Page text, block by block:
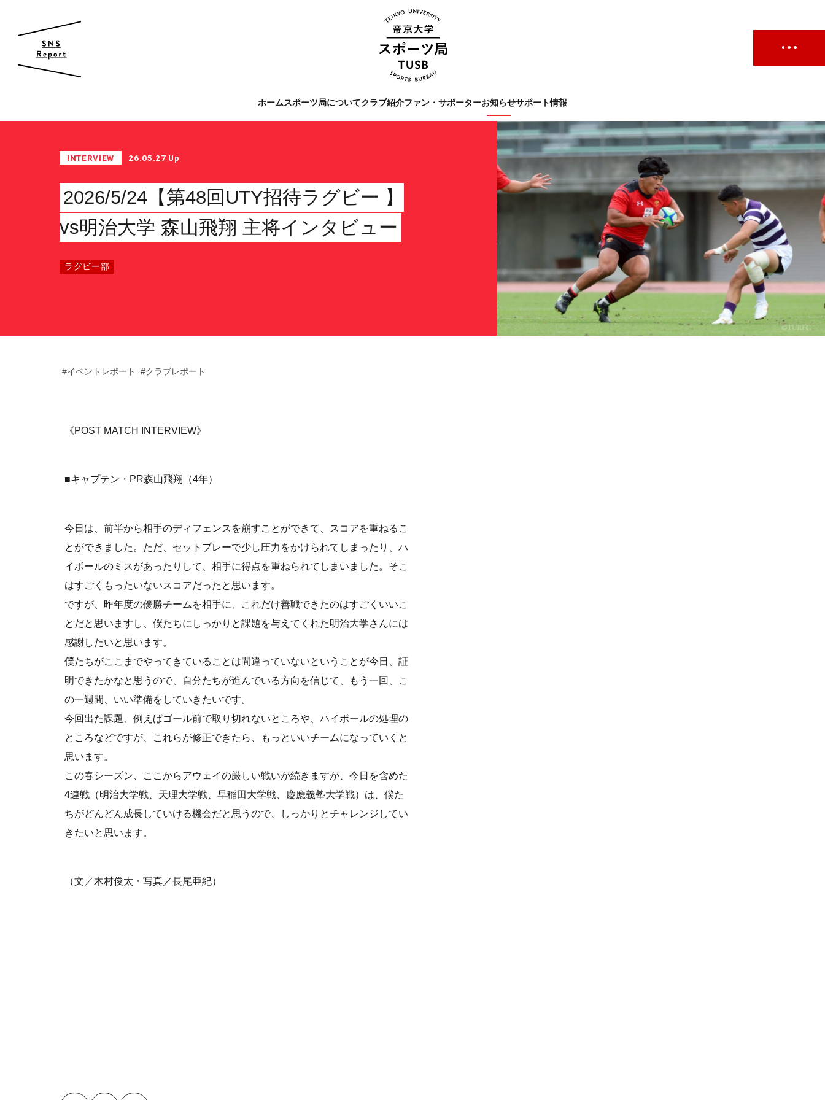
ホームスポーツ局についてクラブ紹介ファン・サポーターお知らせサポート情報
帝京大学 スポーツ局
クラブ紹介
ファン・サポーター
サポーターの会 カレンダー
お知らせ
運動部支援
お問い合わせ
Tags
#クラブレポート #イベントレポート
#スポーツ局からのお知らせ
#サポーターの会 #メディア情報 #キャンプ
INTERVIEW 26.05.27 Up
2026/5/24【第48回UTY招待ラグビー 】
vs明治大学 森山飛翔 主将インタビュー
ラグビー部
#イベントレポート #クラブレポート
《POST MATCH INTERVIEW》
■キャプテン・PR森山飛翔（4年）
今日は、前半から相手のディフェンスを崩すことができて、スコアを重ねるこ
とができました。ただ、セットプレーで少し圧力をかけられてしまったり、ハ
イボールのミスがあったりして、相手に得点を重ねられてしまいました。そこ
はすごくもったいないスコアだったと思います。
ですが、昨年度の優勝チームを相手に、これだけ善戦できたのはすごくいいこ
とだと思いますし、僕たちにしっかりと課題を与えてくれた明治大学さんには
感謝したいと思います。
僕たちがここまでやってきていることは間違っていないということが今日、証
明できたかなと思うので、自分たちが進んでいる方向を信じて、もう一回、こ
の一週間、いい準備をしていきたいです。
今回出た課題、例えばゴール前で取り切れないところや、ハイボールの処理の
ところなどですが、これらが修正できたら、もっといいチームになっていくと
思います。
この春シーズン、ここからアウェイの厳しい戦いが続きますが、今日を含めた
4連戦（明治大学戦、天理大学戦、早稲田大学戦、慶應義塾大学戦）は、僕た
ちがどんどん成長していける機会だと思うので、しっかりとチャレンジしてい
きたいと思います。
（文／木村俊太・写真／長尾亜紀）